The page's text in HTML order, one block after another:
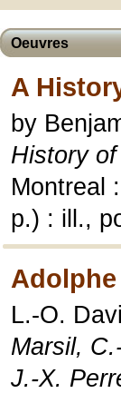
Oeuvres
A
by
History
Montreal
p.) : ill.,
Adolphe
L.-O.
Marsil,
J.-X.